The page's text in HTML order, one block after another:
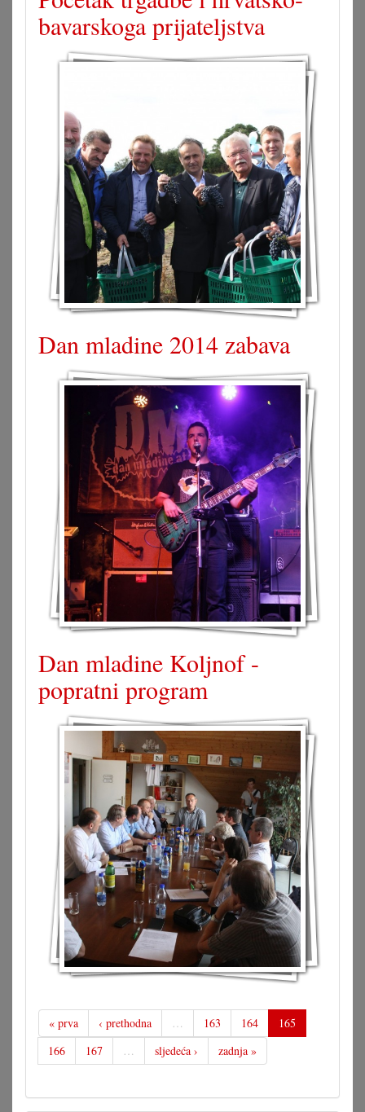
bavarskoga prijateljstva
Dan mladine 2014 zabava
Dan mladine Koljnof -
popratni program
« prva ‹ prethodna … 163 164
165
166
167 … sljedeća › zadnja »